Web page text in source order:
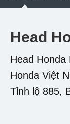
Head
Head
Honda Việt
Tỉnh lộ 885,